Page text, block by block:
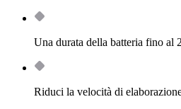
Una durata della batteria fino al
Riduci la velocità di